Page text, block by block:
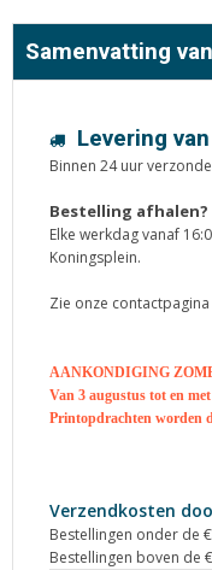
Samenvatting
Levering
Binnen 24 uur
Bestelling afhalen?
Elke werkdag vanaf
Koningsplein.
Zie onze
AANKONDIGING
Van 3 augustus tot en
Printopdrachten worden
Verzendkosten
Bestellingen onder de
Bestellingen boven de